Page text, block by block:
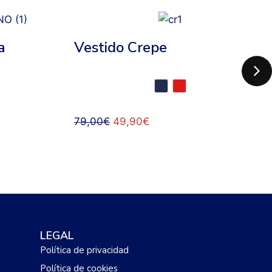
Vestido Crepe
79,00€ 49,90€
LEGAL
Política de privacidad
Política de cookies